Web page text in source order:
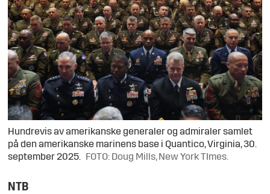
Hundrevis av amerikanske generaler og admiraler samlet
på den amerikanske marinens base i Quantico, Virginia, 30.
september 2025.
FOTO: Doug Mills, New York TImes.
NTB